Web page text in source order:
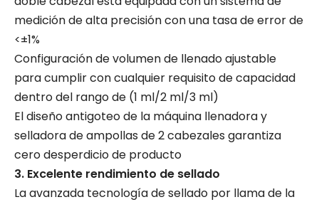
medición de alta precisión con una tasa de error de
<±1%
Configuración de volumen de llenado ajustable
para cumplir con cualquier requisito de capacidad
dentro del rango de (1 ml/2 ml/3 ml)
El diseño antigoteo de la máquina llenadora y
selladora de ampollas de 2 cabezales garantiza
cero desperdicio de producto
3. Excelente rendimiento de sellado
La avanzada tecnología de sellado por llama de la